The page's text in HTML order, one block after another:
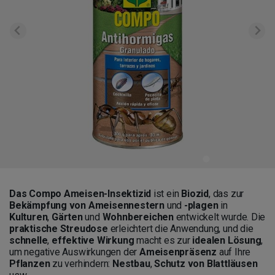
Das Compo Ameisen-Insektizid ist ein Biozid, das zur
Bekämpfung von Ameisennesternund -plagenin
Kulturen, Gärtenund Wohnbereichenentwickelt wurde. Die
praktische Streudose erleichtert die Anwendung, und die
schnelle, effektive Wirkung macht es zur idealen Lösung,
um negative Auswirkungen der Ameisenpräsenz auf Ihre
Pflanzenzu verhindern: Nestbau,Schutz von Blattläusen